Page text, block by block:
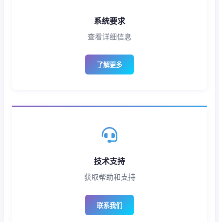
系统要求
查看详细信息
了解更多
技术支持
获取帮助和支持
联系我们